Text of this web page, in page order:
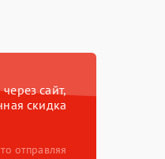
сайт,
скидка
отправляя